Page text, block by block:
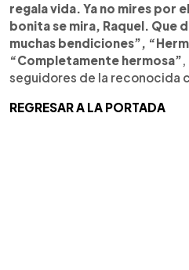
regala vida. Ya no mires por
bonita se mira, Raquel. Que
muchas bendiciones”,
“Completamente hermosa”
seguidores de la reconocida
REGRESAR A LA PORTADA